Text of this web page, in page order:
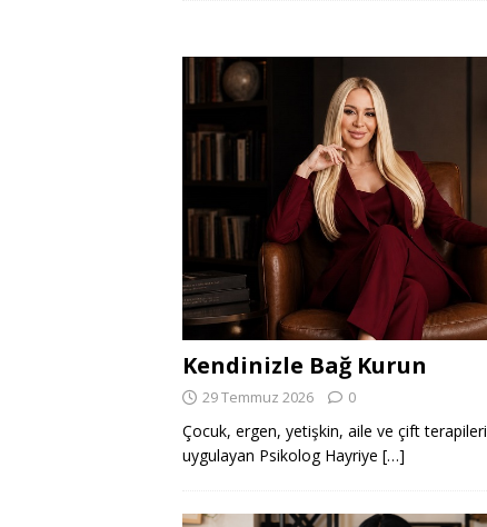
Kendinizle Bağ Kurun
29 Temmuz 2026 0
Çocuk, ergen, yetişkin, aile ve çift terapileri
uygulayan Psikolog Hayriye […]